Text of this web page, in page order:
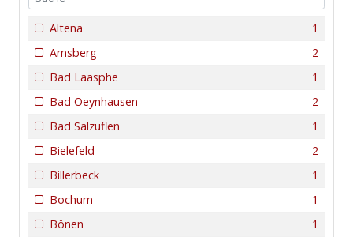
1
Altena
2
Arnsberg
1
Bad Laasphe
2
Bad Oeynhausen
1
Bad Salzuflen
2
Bielefeld
1
Billerbeck
1
Bochum
1
Bönen